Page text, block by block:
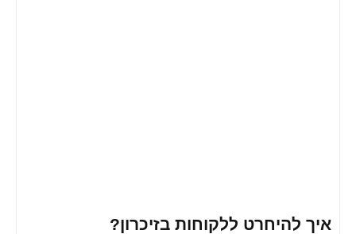
ללקוחות בזיכרון?